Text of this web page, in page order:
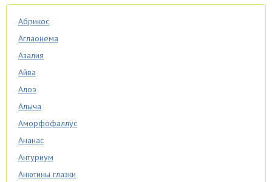
Абрикос
Аглаонема
Азалия
Айва
Алоэ
Алыча
Аморфофаллус
Ананас
Антуриум
Анютины глазки